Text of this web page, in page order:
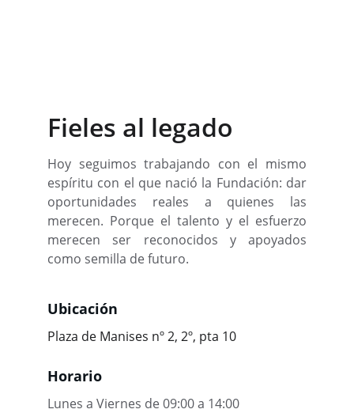
Fieles al legado
Hoy seguimos trabajando con el mismo
espíritu con el que nació la Fundación: dar
oportunidades reales a quienes las
merecen. Porque el talento y el esfuerzo
merecen ser reconocidos y apoyados
como semilla de futuro.
Ubicación
Plaza de Manises nº 2, 2º, pta 10
Horario
Lunes a Viernes de 09:00 a 14:00